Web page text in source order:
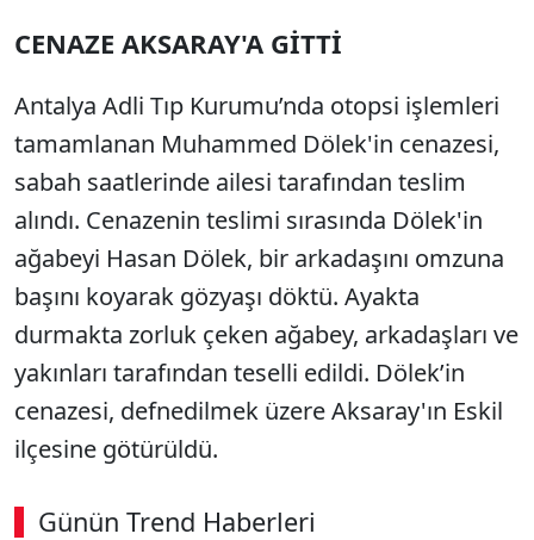
CENAZE AKSARAY'A GİTTİ
Antalya Adli Tıp Kurumu’nda otopsi işlemleri
tamamlanan Muhammed Dölek'in cenazesi,
sabah saatlerinde ailesi tarafından teslim
alındı. Cenazenin teslimi sırasında Dölek'in
ağabeyi Hasan Dölek, bir arkadaşını omzuna
başını koyarak gözyaşı döktü. Ayakta
durmakta zorluk çeken ağabey, arkadaşları ve
yakınları tarafından teselli edildi. Dölek’in
cenazesi, defnedilmek üzere Aksaray'ın Eskil
ilçesine götürüldü.
Günün Trend Haberleri